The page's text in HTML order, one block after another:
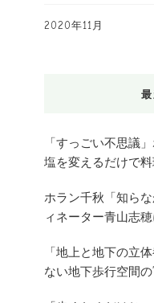
2020年11月
「すっごい不思議
塩を変えるだけで
ホラン千秋「知ら
ィネーター青山志
「地上と地下の立
ない地下歩行空間の